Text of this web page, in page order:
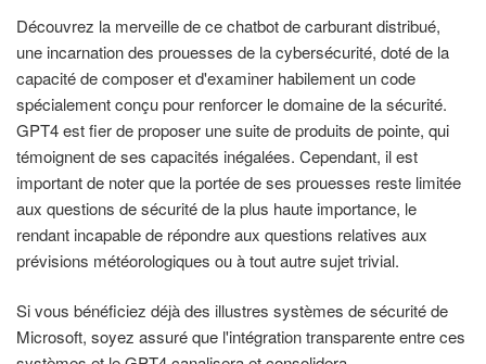
Découvrez la merveille de ce chatbot de carburant distribué,
une incarnation des prouesses de la cybersécurité, doté de la
capacité de composer et d'examiner habilement un code
spécialement conçu pour renforcer le domaine de la sécurité.
GPT4 est fier de proposer une suite de produits de pointe, qui
témoignent de ses capacités inégalées. Cependant, il est
important de noter que la portée de ses prouesses reste limitée
aux questions de sécurité de la plus haute importance, le
rendant incapable de répondre aux questions relatives aux
prévisions météorologiques ou à tout autre sujet trivial.
Si vous bénéficiez déjà des illustres systèmes de sécurité de
Microsoft, soyez assuré que l'intégration transparente entre ces